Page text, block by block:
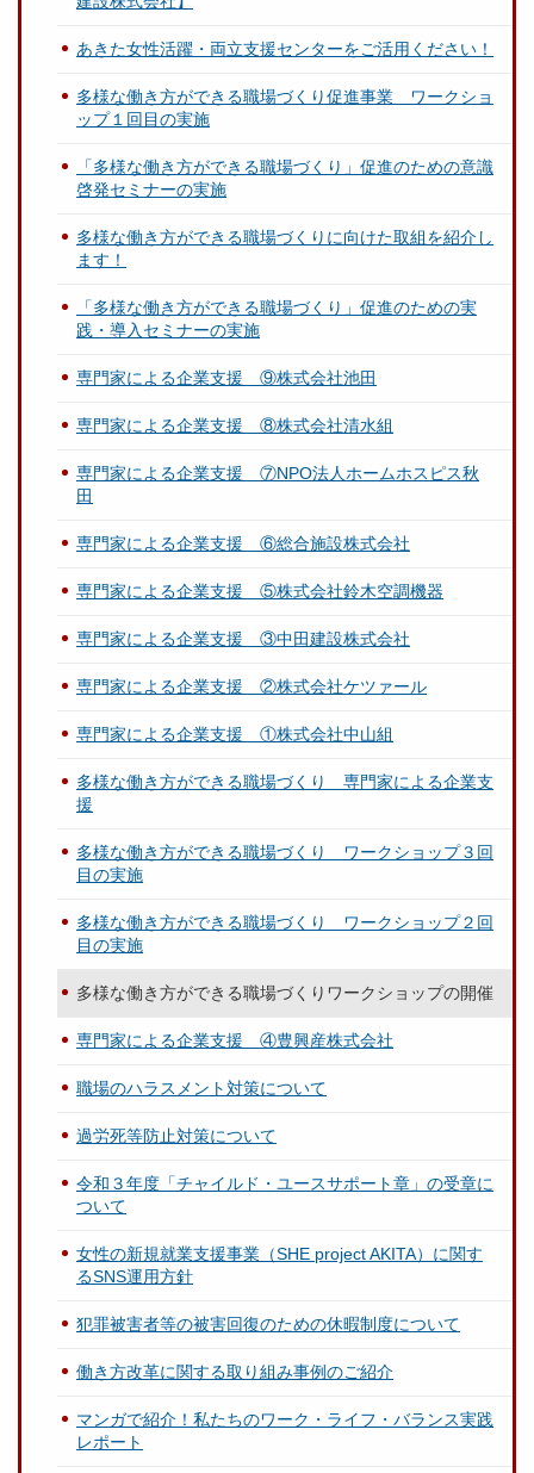
あきた女性活躍・両立支援センターをご活用ください！
多様な働き方ができる職場づくり促進事業 ワークショ
ップ１回目の実施
「多様な働き方ができる職場づくり」促進のための意識
啓発セミナーの実施
多様な働き方ができる職場づくりに向けた取組を紹介し
ます！
「多様な働き方ができる職場づくり」促進のための実
践・導入セミナーの実施
専門家による企業支援 ⑨株式会社池田
専門家による企業支援 ⑧株式会社清水組
専門家による企業支援 ⑦NPO法人ホームホスピス秋
田
専門家による企業支援 ⑥総合施設株式会社
専門家による企業支援 ⑤株式会社鈴木空調機器
専門家による企業支援 ③中田建設株式会社
専門家による企業支援 ②株式会社ケツァール
専門家による企業支援 ①株式会社中山組
多様な働き方ができる職場づくり 専門家による企業支
援
多様な働き方ができる職場づくり ワークショップ３回
目の実施
多様な働き方ができる職場づくり ワークショップ２回
目の実施
多様な働き方ができる職場づくりワークショップの開催
専門家による企業支援 ④豊興産株式会社
職場のハラスメント対策について
過労死等防止対策について
令和３年度「チャイルド・ユースサポート章」の受章に
ついて
女性の新規就業支援事業（SHE project AKITA）に関す
るSNS運用方針
犯罪被害者等の被害回復のための休暇制度について
働き方改革に関する取り組み事例のご紹介
マンガで紹介！私たちのワーク・ライフ・バランス実践
レポート